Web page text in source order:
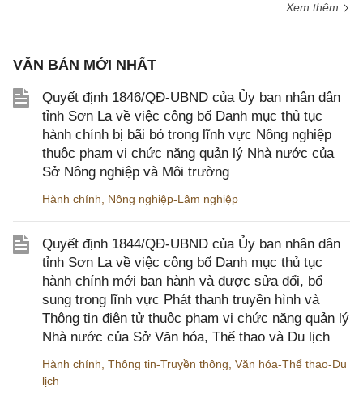
Xem thêm
VĂN BẢN MỚI NHẤT
Quyết định 1846/QĐ-UBND của Ủy ban nhân dân
tỉnh Sơn La về việc công bố Danh mục thủ tục
hành chính bị bãi bỏ trong lĩnh vực Nông nghiệp
thuộc phạm vi chức năng quản lý Nhà nước của
Sở Nông nghiệp và Môi trường
Hành chính Nông nghiệp-Lâm nghiệp
Quyết định 1844/QĐ-UBND của Ủy ban nhân dân
tỉnh Sơn La về việc công bố Danh mục thủ tục
hành chính mới ban hành và được sửa đổi, bổ
sung trong lĩnh vực Phát thanh truyền hình và
Thông tin điện tử thuộc phạm vi chức năng quản lý
Nhà nước của Sở Văn hóa, Thể thao và Du lịch
Hành chính Thông tin-Truyền thông Văn hóa-Thể thao-Du
lịch